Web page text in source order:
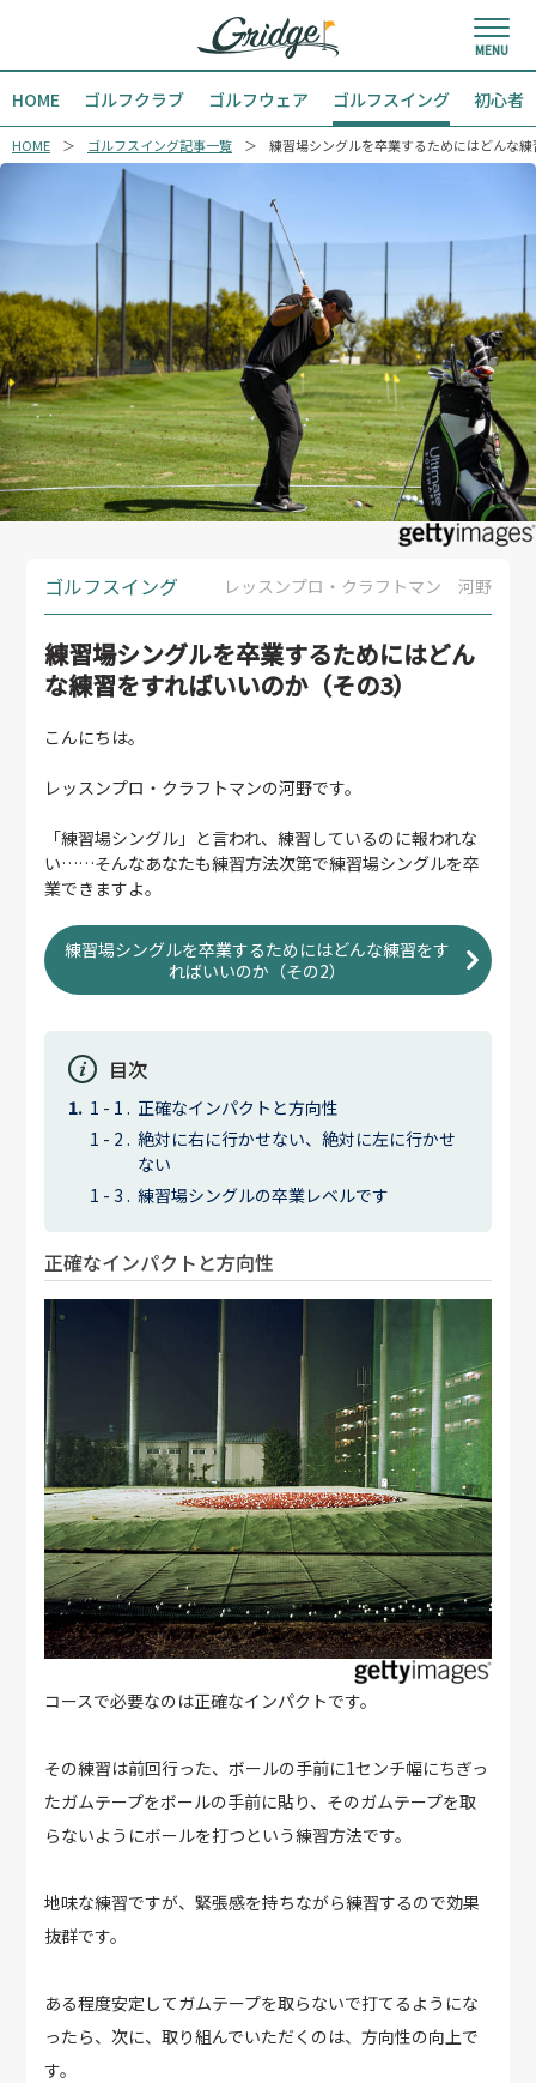
HOME ゴルフクラブ ゴルフウェア ゴルフスイング 初心者
HOME ゴルフスイング記事一覧 練習場シングルを卒業するためにはどんな
ゴルフスイング レッスンプロ・クラフトマン 河野
練習場シングルを卒業するためにはどん
な練習をすればいいのか（その3）
こんにちは。
レッスンプロ・クラフトマンの河野です。
「練習場シングル」と言われ、練習しているのに報われな
い……そんなあなたも練習方法次第で練習場シングルを卒
業できますよ。
練習場シングルを卒業するためにはどんな練習をす
ればいいのか（その2）
目次
正確なインパクトと方向性
絶対に右に行かせない、絶対に左に行かせ
ない
練習場シングルの卒業レベルです
正確なインパクトと方向性
コースで必要なのは正確なインパクトです。
その練習は前回行った、ボールの手前に1センチ幅にちぎっ
たガムテープをボールの手前に貼り、そのガムテープを取
らないようにボールを打つという練習方法です。
地味な練習ですが、緊張感を持ちながら練習するので効果
抜群です。
ある程度安定してガムテープを取らないで打てるようにな
ったら、次に、取り組んでいただくのは、方向性の向上で
す。